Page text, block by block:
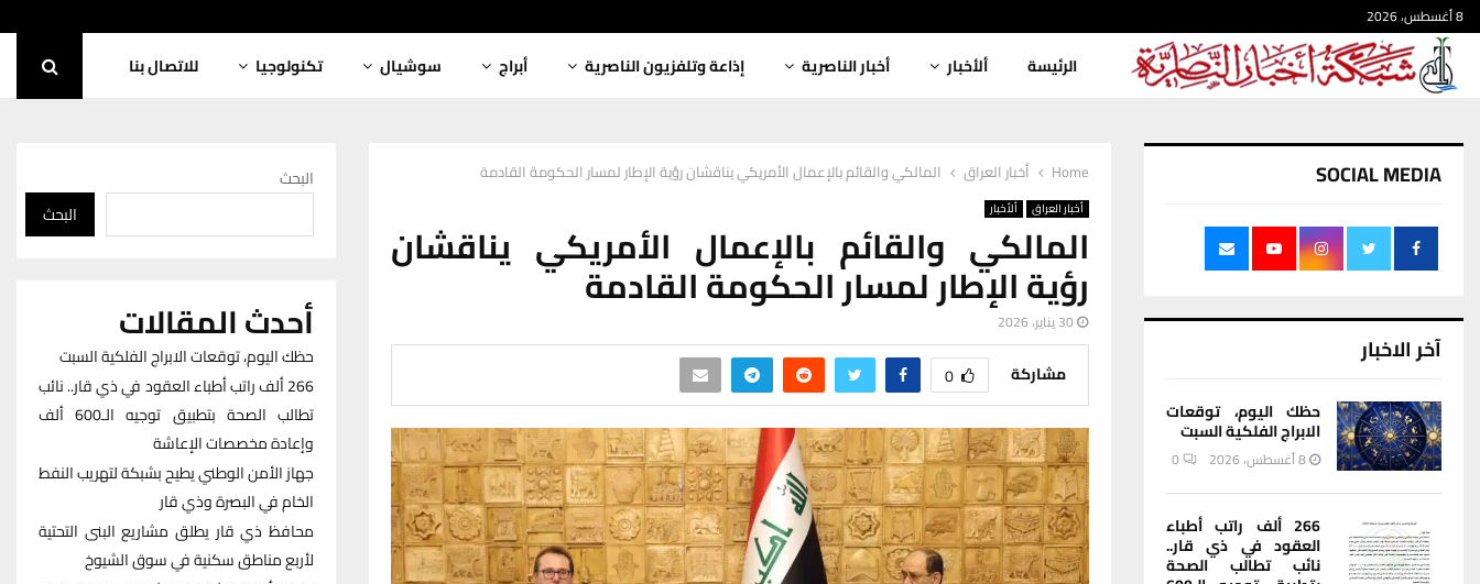
8 أغسطس، 2026
الرئيسة ألأخبار أخبار الناصرية إذاعة وتلفزيون الناصرية أبراج سوشيال تكنولوجيا للاتصال بنا
Home أخبار العراق المالكي والقائم بالإعمال الأمريكي يناقشان رؤية الإطار لمسار الحكومة القادمة
أخبار العراق ألأخبار
المالكي والقائم بالإعمال الأمريكي يناقشان
رؤية الإطار لمسار الحكومة القادمة
30 يناير، 2026
مشاركة 0
SOCIAL MEDIA
آخر الاخبار
حظك اليوم، توقعات
الابراج الفلكية السبت
8 أغسطس، 2026 0
266 ألف راتب أطباء
العقود في ذي قار..
نائب تطالب الصحة
البحث
البحث
أحدث المقالات
حظك اليوم، توقعات الابراج الفلكية السبت
266 ألف راتب أطباء العقود في ذي قار.. نائب
تطالب الصحة بتطبيق توجيه الـ600 ألف
وإعادة مخصصات الإعاشة
جهاز الأمن الوطني يطيح بشبكة لتهريب النفط
الخام في البصرة وذي قار
محافظ ذي قار يطلق مشاريع البنى التحتية
لأربع مناطق سكنية في سوق الشيوخ